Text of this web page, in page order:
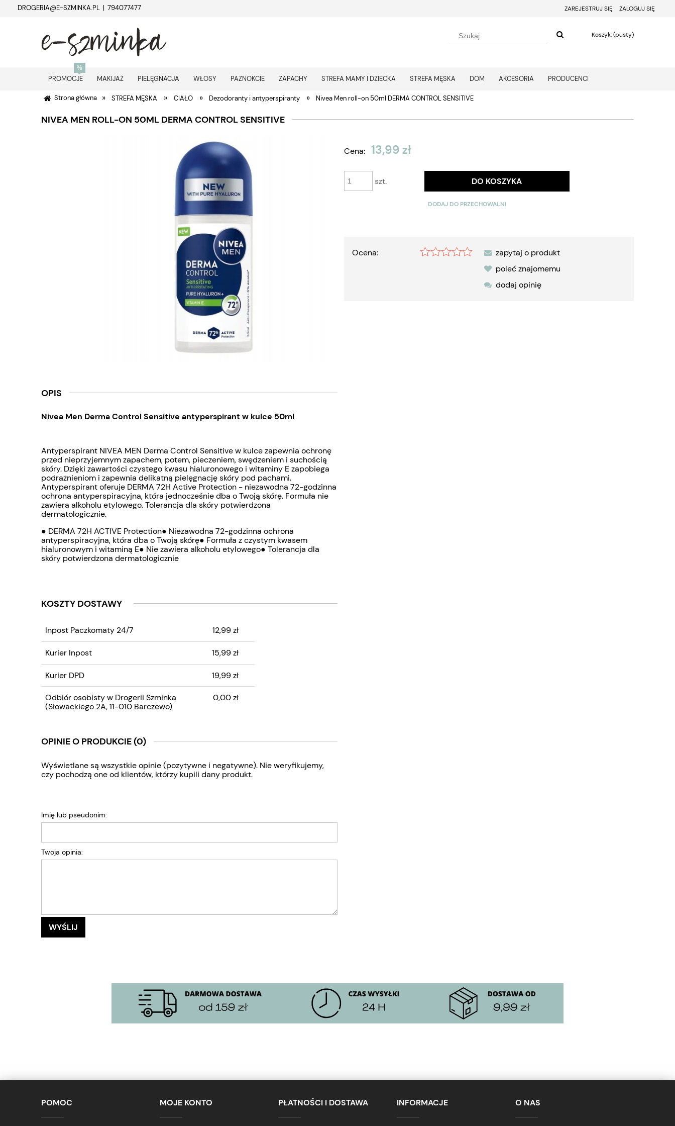
DROGERIA@E-SZMINKA.PL | 794077477 ZAREJESTRUJ SIĘ ZALOGUJ SIĘ
Koszyk:(pusty)
PROMOCJE MAKIJAŻ PIELĘGNACJA WŁOSY PAZNOKCIE ZAPACHY STREFA MAMY I DZIECKA STREFA MĘSKA DOM AKCESORIA PRODUCENCI
Strona główna » STREFA MĘSKA » CIAŁO » Dezodoranty i antyperspiranty » Nivea Men roll-on 50ml DERMA CONTROL SENSITIVE
NIVEA MEN ROLL-ON 50ML DERMA CONTROL SENSITIVE
Cena: 13,99 zł
szt. DO KOSZYKA
DODAJ DO PRZECHOWALNI
Ocena:
zapytaj o produkt
poleć znajomemu
dodaj opinię
OPIS
Nivea Men Derma Control Sensitive antyperspirant w kulce 50ml
Antyperspirant NIVEA MEN Derma Control Sensitive w kulce zapewnia ochronę
przed nieprzyjemnym zapachem, potem, pieczeniem, swędzeniem i suchością
skóry. Dzięki zawartości czystego kwasu hialuronowego i witaminy E zapobiega
podrażnieniom i zapewnia delikatną pielęgnację skóry pod pachami.
Antyperspirant oferuje DERMA 72H Active Protection - niezawodna 72-godzinna
ochrona antyperspiracyjna, która jednocześnie dba o Twoją skórę. Formuła nie
zawiera alkoholu etylowego. Tolerancja dla skóry potwierdzona
dermatologicznie.
● DERMA 72H ACTIVE Protection● Niezawodna 72-godzinna ochrona
antyperspiracyjna, która dba o Twoją skórę● Formuła z czystym kwasem
hialuronowym i witaminą E● Nie zawiera alkoholu etylowego● Tolerancja dla
skóry potwierdzona dermatologicznie
KOSZTY DOSTAWY
Inpost Paczkomaty 24/7 12,99 zł
Kurier Inpost 15,99 zł
Kurier DPD 19,99 zł
Odbiór osobisty w Drogerii Szminka
(Słowackiego 2A, 11-010 Barczewo)
0,00 zł
OPINIE O PRODUKCIE (0)
Wyświetlane są wszystkie opinie (pozytywne i negatywne). Nie weryfikujemy,
czy pochodzą one od klientów, którzy kupili dany produkt.
Imię lub pseudonim:
Twoja opinia:
WYŚLIJ
POMOC MOJE KONTO PŁATNOŚCI I DOSTAWA INFORMACJE O NAS